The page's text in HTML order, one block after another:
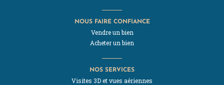
NOUS FAIRE CONFIANCE
Vendre un bien
Acheter un bien
NOS SERVICES
Visites 3D et vues aériennes